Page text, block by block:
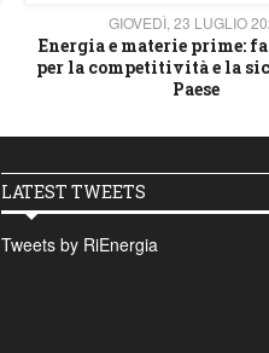
GIOVEDÌ, 23 LUGLIO
Energia e materie prime:
per la competitività e la
Paese
LATEST TWEETS
Tweets by RiEnergia